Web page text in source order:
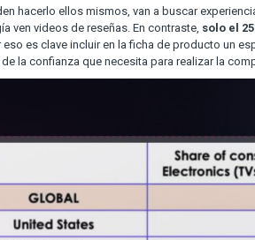
hacerlo ellos mismos, van a buscar
ven videos de reseñas. En contraste, solo el
eso es clave incluir en la ficha de producto un
la confianza que necesita para realizar la